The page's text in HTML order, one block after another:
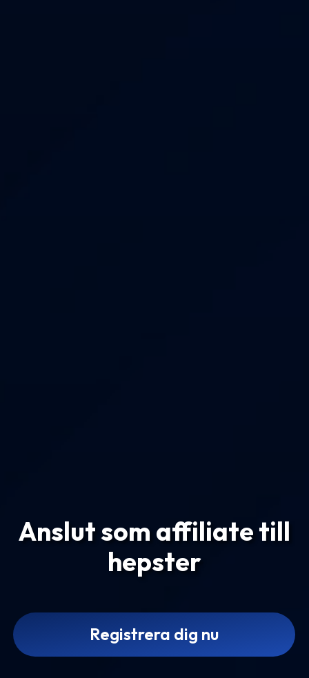
Anslut som affiliate till
hepster
Registrera dig nu